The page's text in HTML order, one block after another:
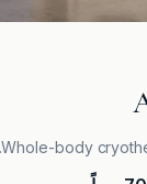
Whole-body